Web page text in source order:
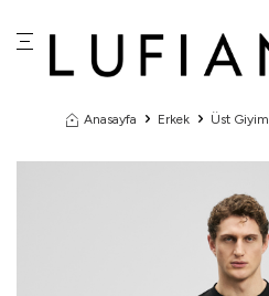
Anasayfa Erkek Üst Giyim